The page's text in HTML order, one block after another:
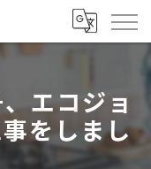
エコジョ
をしまし